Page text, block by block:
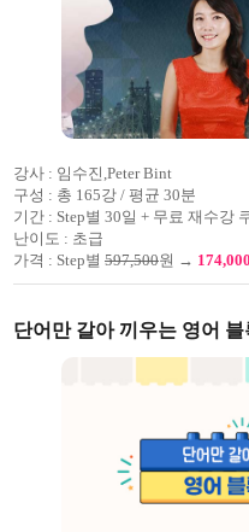
강사 : 임수진,Peter Bint
구성 : 총 165강 / 평균 30분
기간 : Step별 30일 + 무료 재수강
난이도 : 초급
가격 : Step별 597,500원 →
단어만 갈아 끼우는 영어 블